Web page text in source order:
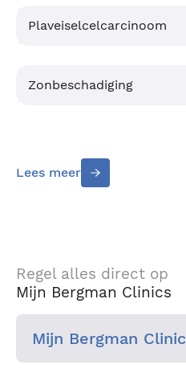
Plaveiselcelcarcinoom
Zonbeschadiging
Lees meer
Regel alles direct op
Mijn Bergman Clinics
Mijn Bergman